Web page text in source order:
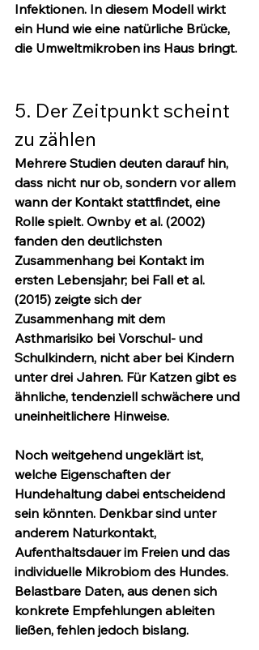
Infektionen. In diesem Modell wirkt
ein Hund wie eine natürliche Brücke,
die Umweltmikroben ins Haus bringt.
5. Der Zeitpunkt scheint
zu zählen
Mehrere Studien deuten darauf hin,
dass nicht nur ob, sondern vor allem
wann der Kontakt stattfindet, eine
Rolle spielt. Ownby et al. (2002)
fanden den deutlichsten
Zusammenhang bei Kontakt im
ersten Lebensjahr; bei Fall et al.
(2015) zeigte sich der
Zusammenhang mit dem
Asthmarisiko bei Vorschul- und
Schulkindern, nicht aber bei Kindern
unter drei Jahren. Für Katzen gibt es
ähnliche, tendenziell schwächere und
uneinheitlichere Hinweise.
Noch weitgehend ungeklärt ist,
welche Eigenschaften der
Hundehaltung dabei entscheidend
sein könnten. Denkbar sind unter
anderem Naturkontakt,
Aufenthaltsdauer im Freien und das
individuelle Mikrobiom des Hundes.
Belastbare Daten, aus denen sich
konkrete Empfehlungen ableiten
ließen, fehlen jedoch bislang.